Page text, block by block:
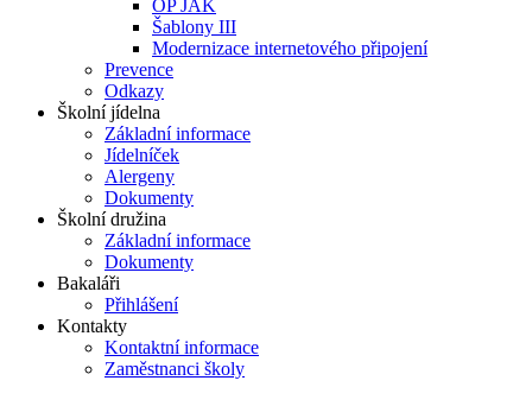
OP JAK
Šablony III
Modernizace internetového připojení
Prevence
Odkazy
Školní jídelna
Základní informace
Jídelníček
Alergeny
Dokumenty
Školní družina
Základní informace
Dokumenty
Bakaláři
Přihlášení
Kontakty
Kontaktní informace
Zaměstnanci školy